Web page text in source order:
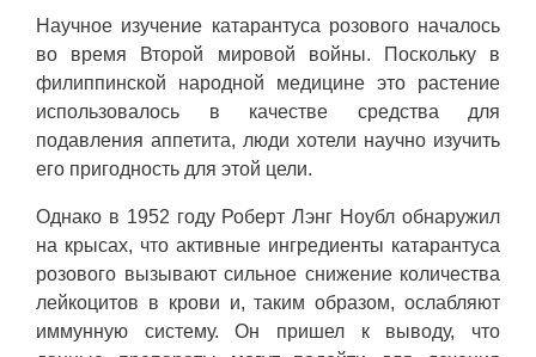
Научное изучение катарантуса розового началось
во время Второй мировой войны. Поскольку в
филиппинской народной медицине это растение
использовалось в качестве средства для
подавления аппетита, люди хотели научно изучить
его пригодность для этой цели.
Однако в 1952 году Роберт Лэнг Ноубл обнаружил
на крысах, что активные ингредиенты катарантуса
розового вызывают сильное снижение количества
лейкоцитов в крови и, таким образом, ослабляют
иммунную систему. Он пришел к выводу, что